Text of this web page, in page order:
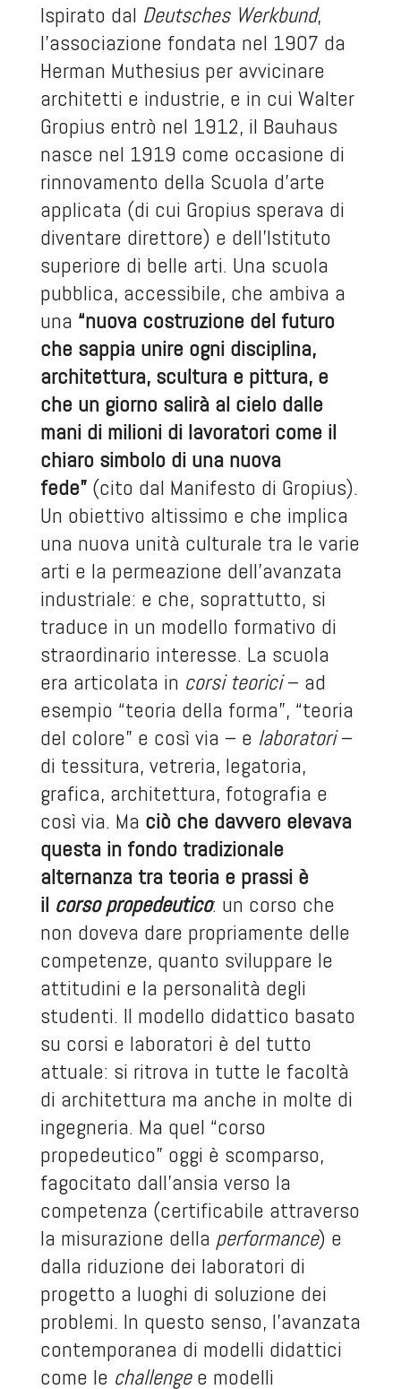
Ispirato dal Deutsches Werkbund,
l’associazione fondata nel 1907 da
Herman Muthesius per avvicinare
architetti e industrie, e in cui Walter
Gropius entrò nel 1912, il Bauhaus
nasce nel 1919 come occasione di
rinnovamento della Scuola d'arte
applicata (di cui Gropius sperava di
diventare direttore) e dell’Istituto
superiore di belle arti. Una scuola
pubblica, accessibile, che ambiva a
una “nuova costruzione del futuro
che sappia unire ogni disciplina,
architettura, scultura e pittura, e
che un giorno salirà al cielo dalle
mani di milioni di lavoratori come il
chiaro simbolo di una nuova
fede”(cito dal Manifesto di Gropius).
Un obiettivo altissimo e che implica
una nuova unità culturale tra le varie
arti e la permeazione dell’avanzata
industriale: e che, soprattutto, si
traduce in un modello formativo di
straordinario interesse. La scuola
era articolata in corsi teorici– ad
esempio “teoria della forma”, “teoria
del colore” e così via – e laboratori–
di tessitura, vetreria, legatoria,
grafica, architettura, fotografia e
così via. Ma ciò che davvero elevava
questa in fondo tradizionale
alternanza tra teoria e prassi è
il corso propedeutico: un corso che
non doveva dare propriamente delle
competenze, quanto sviluppare le
attitudini e la personalità degli
studenti. Il modello didattico basato
su corsi e laboratori è del tutto
attuale: si ritrova in tutte le facoltà
di architettura ma anche in molte di
ingegneria. Ma quel “corso
propedeutico” oggi è scomparso,
fagocitato dall’ansia verso la
competenza (certificabile attraverso
la misurazione della performance) e
dalla riduzione dei laboratori di
progetto a luoghi di soluzione dei
problemi. In questo senso, l’avanzata
contemporanea di modelli didattici
come le challengee modelli